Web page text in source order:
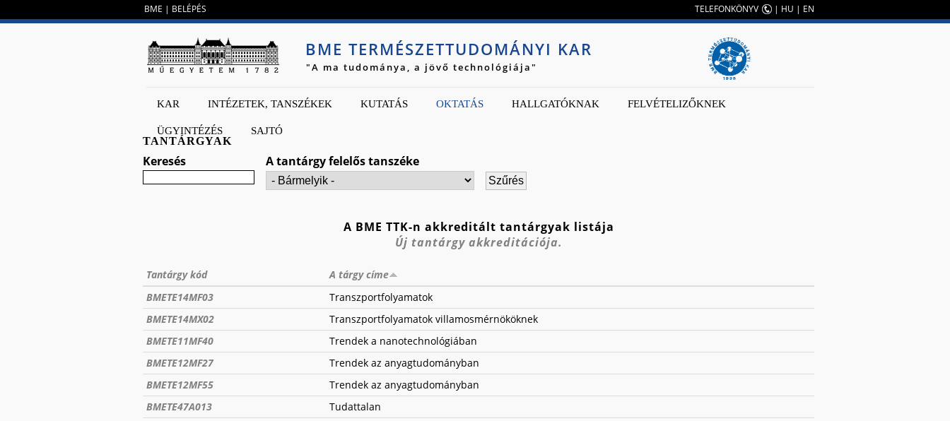
BME | BELÉPÉS TELEFONKÖNYV | HU | EN
BME TERMÉSZETTUDOMÁNYI KAR
"A ma tudománya, a jövő technológiája"
KAR INTÉZETEK, TANSZÉKEK KUTATÁS OKTATÁS HALLGATÓKNAK FELVÉTELIZŐKNEK
ÜGYINTÉZÉS SAJTÓ
TANTÁRGYAK
Keresés A tantárgy felelős tanszéke
A BME TTK-n akkreditált tantárgyak listája
Új tantárgy akkreditációja.
Tantárgy kód
A tárgy címe
BMETE14MF03
Transzportfolyamatok
BMETE14MX02
Transzportfolyamatok villamosmérnököknek
BMETE11MF40
Trendek a nanotechnológiában
BMETE12MF27
Trendek az anyagtudományban
BMETE12MF55
Trendek az anyagtudományban
BMETE47A013
Tudattalan